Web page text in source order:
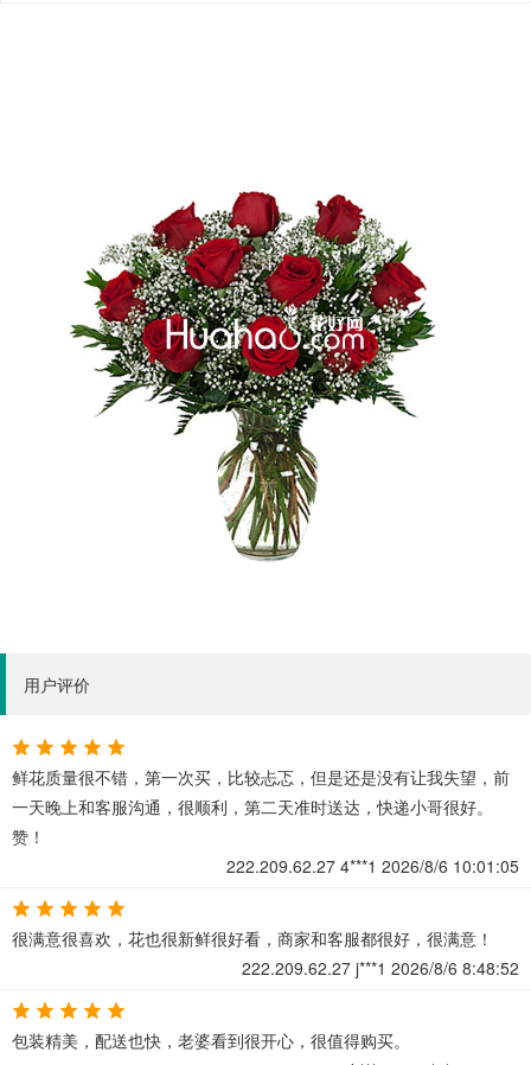
用户评价
鲜花质量很不错，第一次买，比较忐忑，但是还是没有让我失望，前
一天晚上和客服沟通，很顺利，第二天准时送达，快递小哥很好。
赞！
222.209.62.27 4***1 2026/8/6 10:01:05
很满意很喜欢，花也很新鲜很好看，商家和客服都很好，很满意！
222.209.62.27 j***1 2026/8/6 8:48:52
包装精美，配送也快，老婆看到很开心，很值得购买。